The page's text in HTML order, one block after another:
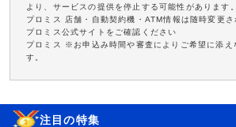
より、サービスの提供を停止する可能性があります。
プロミス 店舗・自動契約機・ATM情報は随時変更
プロミス公式サイトをご確認ください
プロミス ※お申込み時間や審査によりご希望に添え
す。
注目の特集